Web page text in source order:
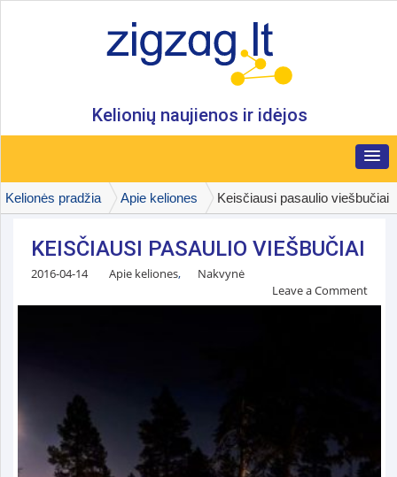
Kelionių naujienos ir idėjos
Kelionės pradžia Apie keliones Keisčiausi pasaulio viešbučiai
KEISČIAUSI PASAULIO VIEŠBUČIAI
2016-04-14 Apie keliones,
Nakvynė
Leave a Comment